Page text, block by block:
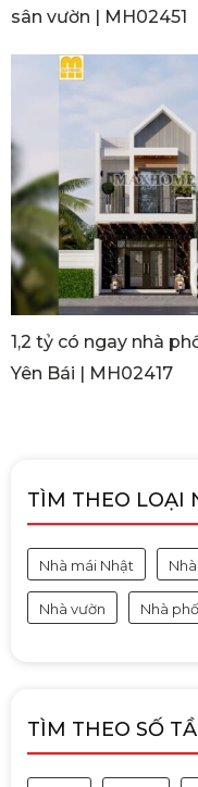
sân vườn | MH02451
1,2 tỷ có ngay nhà
Yên Bái | MH02417
TÌM THEO LOẠI
Nhà mái Nhật
Nhà vườn Nhà phố
TÌM THEO SỐ